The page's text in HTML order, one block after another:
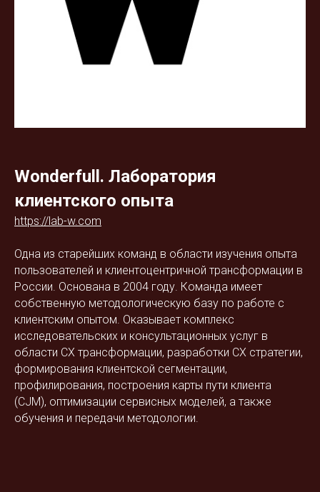
Wonderfull. Лаборатория
клиентского опыта
https://lab-w.com
Одна из старейших команд в области изучения опыта
пользователей и клиентоцентричной трансформации в
России. Основана в 2004 году. Команда имеет
собственную методологическую базу по работе с
клиентским опытом. Оказывает комплекс
исследовательских и консультационных услуг в
области СХ трансформации, разработки СХ стратегии,
формирования клиентской сегментации,
профилирования, построения карты пути клиента
(CJM), оптимизации сервисных моделей, а также
обучения и передачи методологии.